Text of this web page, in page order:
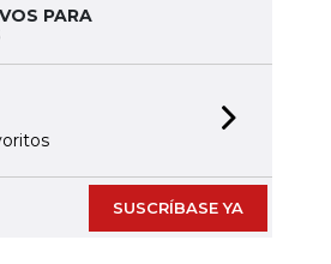
PARA
SUSCRÍBASE YA